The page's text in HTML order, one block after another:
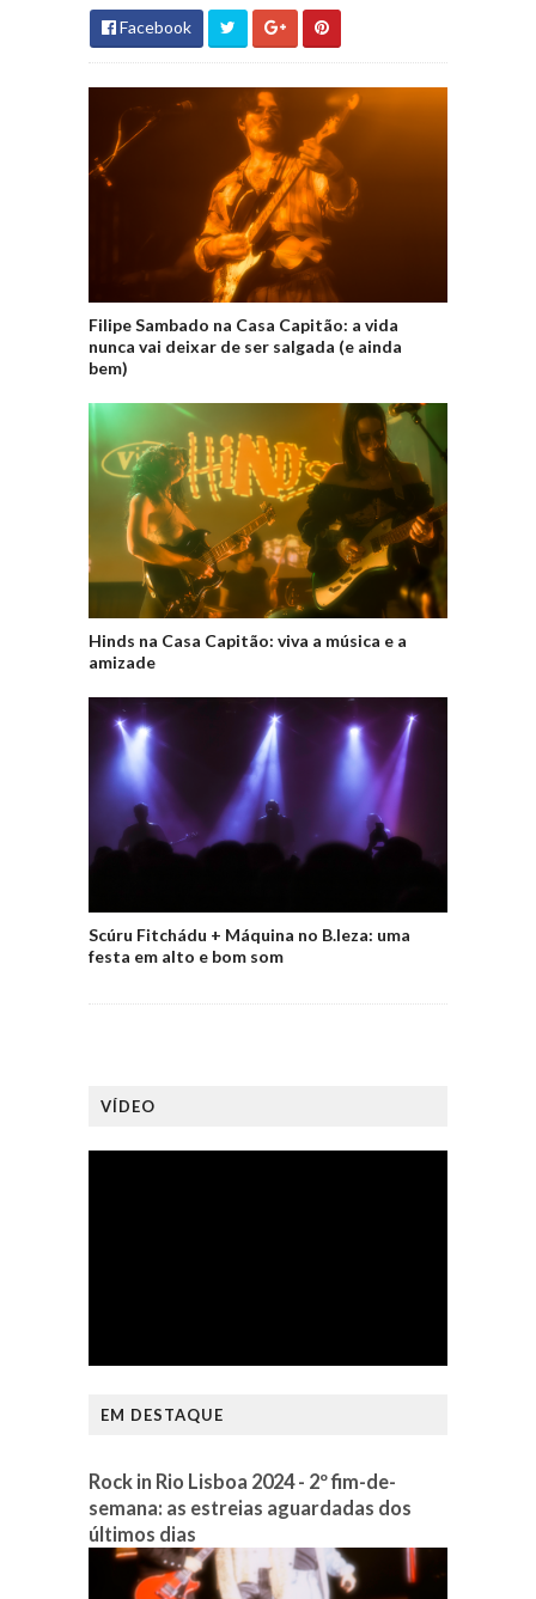
Facebook
Filipe Sambado na Casa Capitão: a vida
nunca vai deixar de ser salgada (e ainda
bem)
Hinds na Casa Capitão: viva a música e a
amizade
Scúru Fitchádu + Máquina no B.leza: uma
festa em alto e bom som
VÍDEO
EM DESTAQUE
Rock in Rio Lisboa 2024 - 2º fim-de-
semana: as estreias aguardadas dos
últimos dias